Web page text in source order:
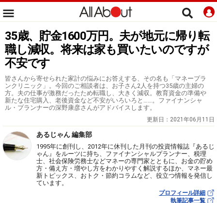
35歳、貯金1600万円。夫が地元に帰り転
職し減収。将来は家も買いたいのですが
不安です
皆さんから寄せられた家計の悩みにお答えする、その名も「マネープラ
ンクリニック」。今回のご相談者は、お子さん2人を持つ35歳の主婦の
方。夫の仕事が激務だったため転職し、大きく減収。教育資金の準備や
新たな住宅購入、老後資金など不安がいろいろと……。ファイナンシャ
ル・プランナーの深野康彦さんがアドバイスします。
更新日： 2021年06月11日
あるじゃん 編集部
1995年に創刊し、2012年に休刊した月刊の投資情報誌『あるじ
ゃん』をルーツに持ち、ファイナンシャルプランナー、税理
士、社会保険労務士などマネーの専門家とともに、お金の貯め
方・備え方・増やし方をわかりやすく解説するほか、マネー最
新トピックス、おトク・節約コラムなど、役立つ情報を発信し
ています。
プロフィール詳細
執筆記事一覧